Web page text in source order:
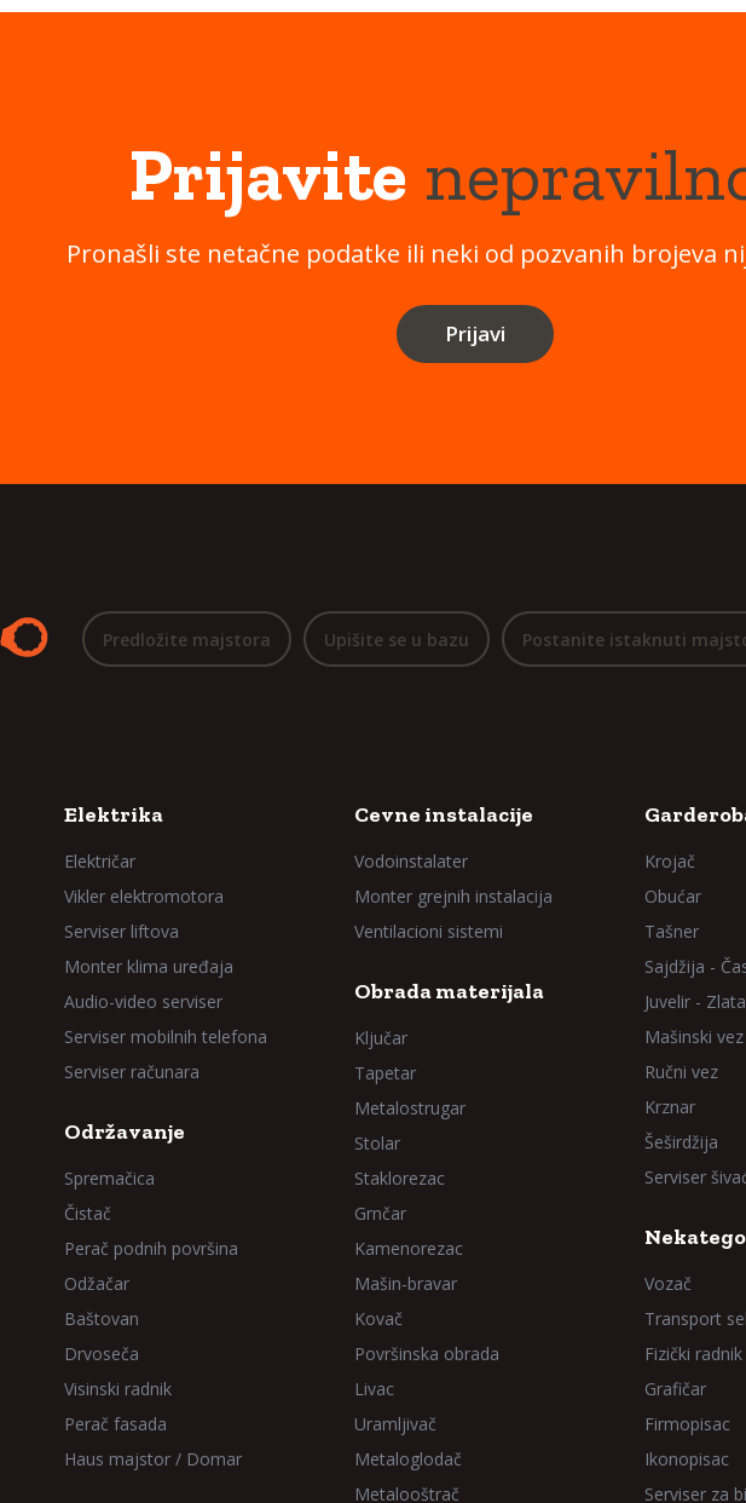
Prijavite
Pronašli ste netačne podatke ili neki od pozvanih brojeva
Prijavi
Predložite majstora Upišite se u bazu Postanite istaknuti
Elektrika
Električar
Vikler elektromotora
Serviser liftova
Monter klima uređaja
Audio-video serviser
Serviser mobilnih telefona
Serviser računara
Održavanje
Spremačica
Čistač
Perač podnih površina
Odžačar
Baštovan
Drvoseča
Visinski radnik
Perač fasada
Haus majstor / Domar
Cevne instalacije
Vodoinstalater
Monter grejnih instalacija
Ventilacioni sistemi
Obrada materijala
Ključar
Tapetar
Metalostrugar
Stolar
Staklorezac
Grnčar
Kamenorezac
Mašin-bravar
Kovač
Površinska obrada
Livac
Uramljivač
Metaloglodač
Metalooštrač
Krojač
Obućar
Tašner
Sajdžija -
Juvelir -
Mašinski vez
Ručni vez
Krznar
Šeširdžija
Serviser
Vozač
Transport
Fizički radnik
Grafičar
Firmopisac
Ikonopisac
Serviser za